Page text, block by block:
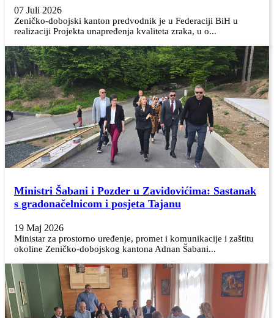
07 Juli 2026
Zeničko-dobojski kanton predvodnik je u Federaciji BiH u
realizaciji Projekta unapređenja kvaliteta zraka, u o...
Ministri Šabani i Pozder u Zavidovićima: Sastanak
s gradonačelnicom i posjeta Tajanu
19 Maj 2026
Ministar za prostorno uređenje, promet i komunikacije i zaštitu
okoline Zeničko-dobojskog kantona Adnan Šabani...